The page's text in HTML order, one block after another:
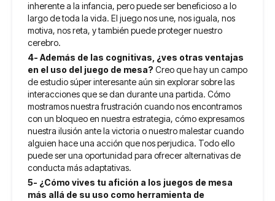
inherente a la infancia, pero puede ser beneficioso a lo
largo de toda la vida. El juego nos une, nos iguala, nos
motiva, nos reta, y también puede proteger nuestro
cerebro.
4- Además de las cognitivas, ¿ves otras ventajas
en el uso del juego de mesa? Creo que hay un campo
de estudio súper interesante aún sin explorar sobre las
interacciones que se dan durante una partida. Cómo
mostramos nuestra frustración cuando nos encontramos
con un bloqueo en nuestra estrategia, cómo expresamos
nuestra ilusión ante la victoria o nuestro malestar cuando
alguien hace una acción que nos perjudica. Todo ello
puede ser una oportunidad para ofrecer alternativas de
conducta más adaptativas.
5- ¿Cómo vives tu afición a los juegos de mesa
más allá de su uso como herramienta de